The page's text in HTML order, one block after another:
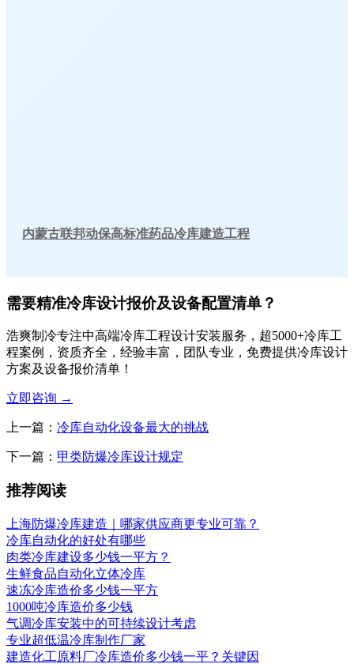
内蒙古联邦动保高标准药品冷库建造工程
需要精准冷库设计报价及设备配置清单？
浩爽制冷专注中高端冷库工程设计安装服务，超5000+冷库工
程案例，资质齐全，经验丰富，团队专业，免费提供冷库设计
方案及设备报价清单！
立即咨询 →
上一篇： 冷库自动化设备最大的挑战
下一篇： 甲类防爆冷库设计规定
推荐阅读
上海防爆冷库建造｜哪家供应商更专业可靠？
冷库自动化的好处有哪些
肉类冷库建设多少钱一平方？
生鲜食品自动化立体冷库
速冻冷库造价多少钱一平方
1000吨冷库造价多少钱
气调冷库安装中的可持续设计考虑
专业超低温冷库制作厂家
建造化工原料厂冷库造价多少钱一平？关键因